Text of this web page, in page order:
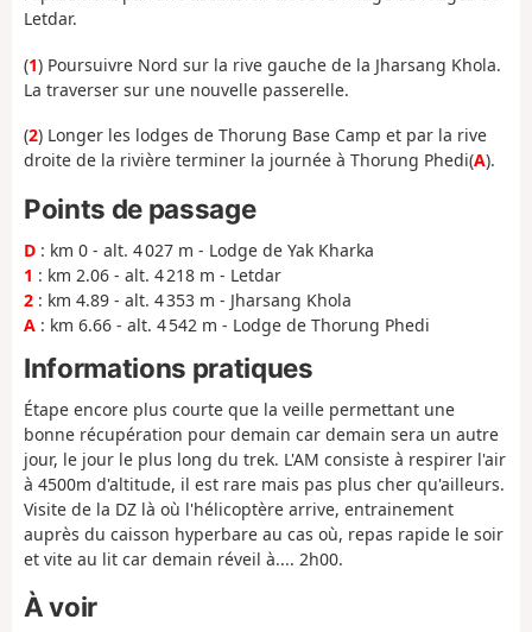
Letdar.
(1) Poursuivre Nord sur la rive gauche de la Jharsang Khola.
La traverser sur une nouvelle passerelle.
(2) Longer les lodges de Thorung Base Camp et par la rive
droite de la rivière terminer la journée à Thorung Phedi(A).
Points de passage
D : km 0 - alt. 4 027 m - Lodge de Yak Kharka
1 : km 2.06 - alt. 4 218 m - Letdar
2 : km 4.89 - alt. 4 353 m - Jharsang Khola
A : km 6.66 - alt. 4 542 m - Lodge de Thorung Phedi
Informations pratiques
Étape encore plus courte que la veille permettant une
bonne récupération pour demain car demain sera un autre
jour, le jour le plus long du trek. L'AM consiste à respirer l'air
à 4500m d'altitude, il est rare mais pas plus cher qu'ailleurs.
Visite de la DZ là où l'hélicoptère arrive, entrainement
auprès du caisson hyperbare au cas où, repas rapide le soir
et vite au lit car demain réveil à.... 2h00.
À voir